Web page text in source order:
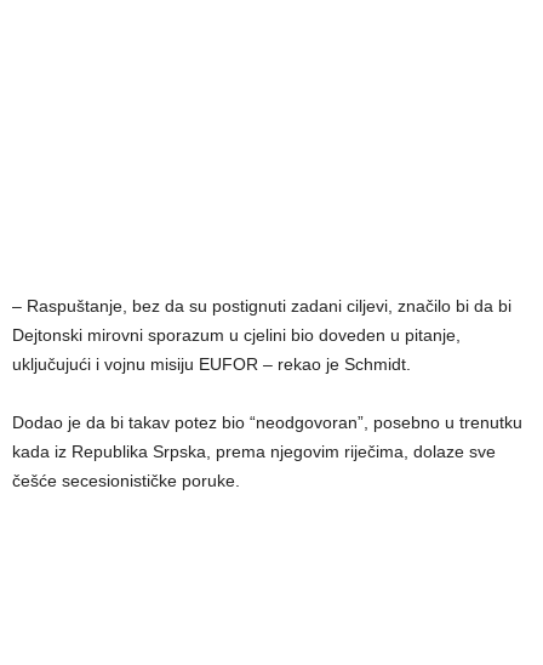
– Raspuštanje, bez da su postignuti zadani ciljevi, značilo bi da bi
Dejtonski mirovni sporazum u cjelini bio doveden u pitanje,
uključujući i vojnu misiju EUFOR – rekao je Schmidt.
Dodao je da bi takav potez bio “neodgovoran”, posebno u trenutku
kada iz Republika Srpska, prema njegovim riječima, dolaze sve
češće secesionističke poruke.